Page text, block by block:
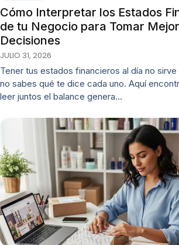
Cómo Interpretar los Estados
de tu Negocio para Tomar
Decisiones
JULIO 31, 2026
Tener tus estados financieros al día no
no sabes qué te dice cada uno. Aquí
leer juntos el balance genera…